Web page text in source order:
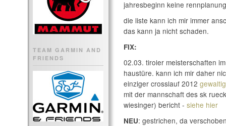
TEAM GARMIN AND
FRIENDS
jahresbeginn keine
die liste kann ich mir immer
das kann ja nicht schaden.
FIX:
02.03. tiroler meisterschaften
haustüre. kann ich mir daher
einziger crosslauf 2012
mit der mannschaft des sk
wiesinger) bericht - siehe hier
NEU: gestrichen, da